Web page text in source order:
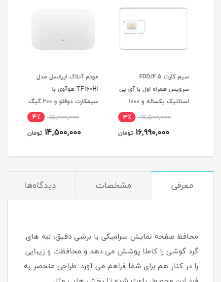
سیم کارت FDD/4.5
سرویس همراه اول با آی پی
استاتیک یکساله و 1000
گیگ اینترنت یکساله
17,500,000 3٪
16,990,000 تومان
مودم آنلاک ایرانسل مدل
TF-i60H1 هوآوی با
سیمکارت دوقلو و 200 گیگ
اینترنت شش ماهه
15,000,000 4٪
14,500,000 تومان
معرفی مشخصات دیدگاه‌ها
محافظ صفحه نمایش سرامیکی با برشی دقیق، لبه های
گرد گوشی را کاملا پوشش می دهد و محافظت و زیبایی
را در کنار هم برای شما فراهم می آورد. طراحی منحصر به